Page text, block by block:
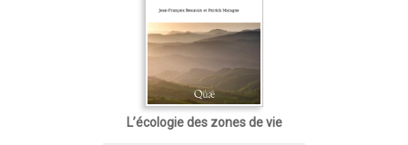
L’écologie des zones de vie